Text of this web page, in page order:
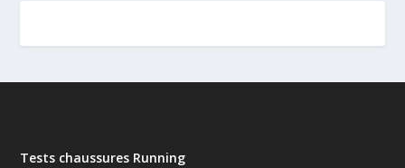
Tests chaussures Running